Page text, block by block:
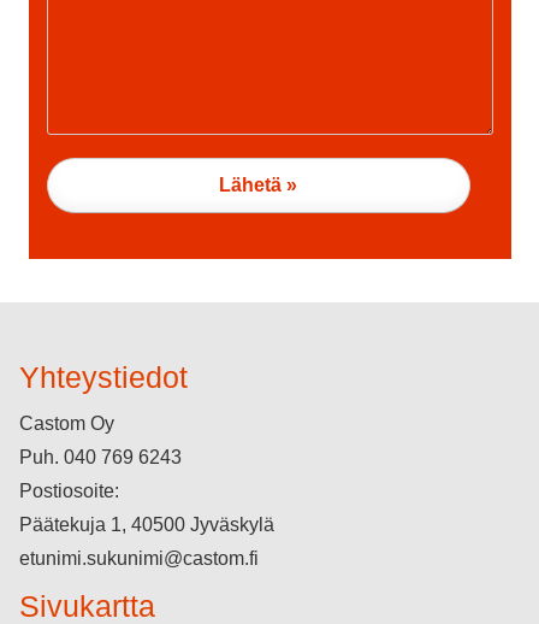
Yhteystiedot
Castom Oy
Puh. 040 769 6243
Postiosoite:
Päätekuja 1, 40500 Jyväskylä
etunimi.sukunimi@castom.fi
Sivukartta